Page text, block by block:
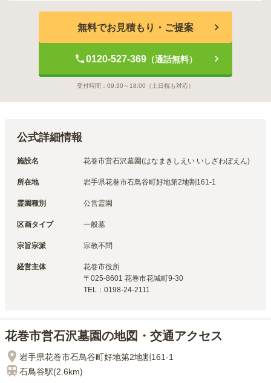
無料でお見積もり・ご提案
0120-527-369（通話無料）
受付時間： 09:30～18:00 （土日祝も対応）
公式詳細情報
施設名 花巻市営石沢墓園(はなまきしえい いしざわぼえん)
所在地 岩手県花巻市石鳥谷町好地第2地割161-1
霊園種別 公営霊園
区画タイプ 一般墓
宗旨宗派 宗教不問
経営主体 花巻市役所
〒 025-8601 花巻市花城町9-30
TEL： 0198-24-2111
花巻市営石沢墓園の地図・交通アクセス
岩手県花巻市石鳥谷町好地第2地割161-1
石鳥谷駅(2.6km)